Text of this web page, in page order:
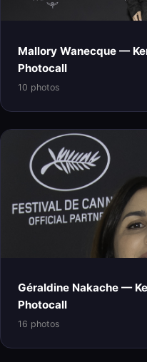
Mallory Wanecque —
Photocall
10 photos
Géraldine Nakache —
Photocall
16 photos